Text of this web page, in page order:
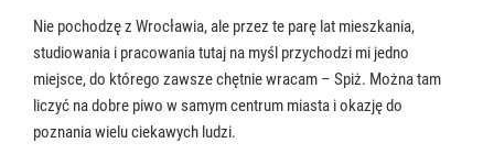
Nie pochodzę z Wrocławia, ale przez te parę lat mieszkania,
studiowania i pracowania tutaj na myśl przychodzi mi jedno
miejsce, do którego zawsze chętnie wracam – Spiż. Można tam
liczyć na dobre piwo w samym centrum miasta i okazję do
poznania wielu ciekawych ludzi.